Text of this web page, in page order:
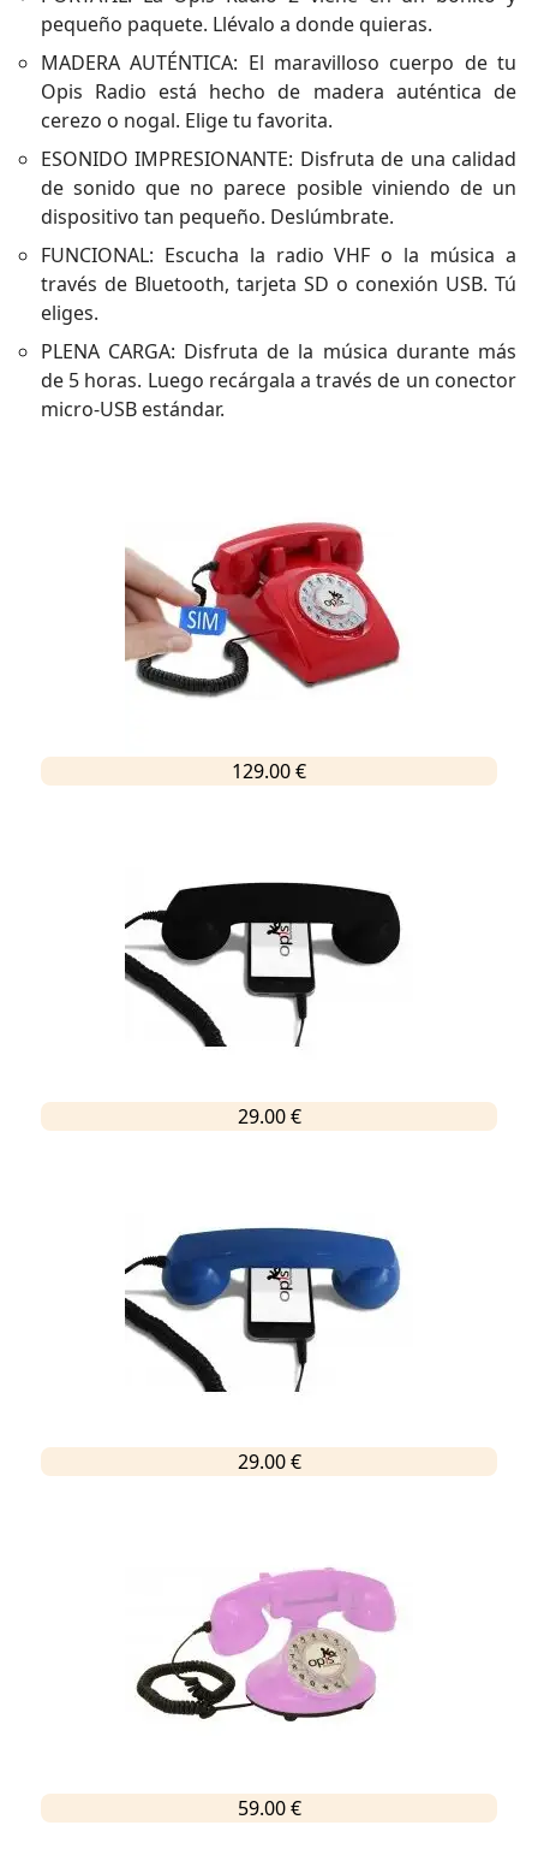
pequeño paquete. Llévalo a donde quieras.
MADERA AUTÉNTICA: El maravilloso cuerpo de tu
Opis Radio está hecho de madera auténtica de
cerezo o nogal. Elige tu favorita.
ESONIDO IMPRESIONANTE: Disfruta de una calidad
de sonido que no parece posible viniendo de un
dispositivo tan pequeño. Deslúmbrate.
FUNCIONAL: Escucha la radio VHF o la música a
través de Bluetooth, tarjeta SD o conexión USB. Tú
eliges.
PLENA CARGA: Disfruta de la música durante más
de 5 horas. Luego recárgala a través de un conector
micro-USB estándar.
129.00 €
29.00 €
29.00 €
59.00 €